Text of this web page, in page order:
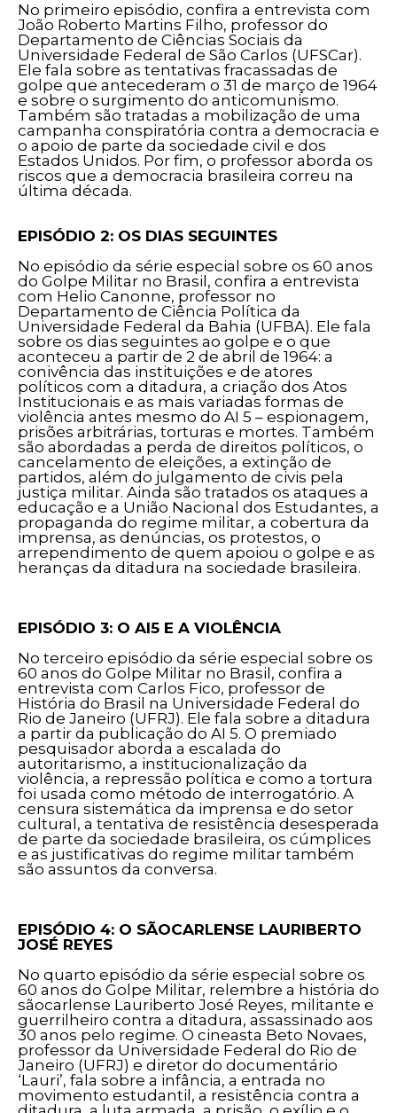
No primeiro episódio, confira a entrevista com
João Roberto Martins Filho, professor do
Departamento de Ciências Sociais da
Universidade Federal de São Carlos (UFSCar).
Ele fala sobre as tentativas fracassadas de
golpe que antecederam o 31 de março de 1964
e sobre o surgimento do anticomunismo.
Também são tratadas a mobilização de uma
campanha conspiratória contra a democracia e
o apoio de parte da sociedade civil e dos
Estados Unidos. Por fim, o professor aborda os
riscos que a democracia brasileira correu na
última década.
EPISÓDIO 2: OS DIAS SEGUINTES
No episódio da série especial sobre os 60 anos
do Golpe Militar no Brasil, confira a entrevista
com Helio Canonne, professor no
Departamento de Ciência Política da
Universidade Federal da Bahia (UFBA). Ele fala
sobre os dias seguintes ao golpe e o que
aconteceu a partir de 2 de abril de 1964: a
conivência das instituições e de atores
políticos com a ditadura, a criação dos Atos
Institucionais e as mais variadas formas de
violência antes mesmo do AI 5 – espionagem,
prisões arbitrárias, torturas e mortes. Também
são abordadas a perda de direitos políticos, o
cancelamento de eleições, a extinção de
partidos, além do julgamento de civis pela
justiça militar. Ainda são tratados os ataques a
educação e a União Nacional dos Estudantes, a
propaganda do regime militar, a cobertura da
imprensa, as denúncias, os protestos, o
arrependimento de quem apoiou o golpe e as
heranças da ditadura na sociedade brasileira.
EPISÓDIO 3: O AI5 E A VIOLÊNCIA
No terceiro episódio da série especial sobre os
60 anos do Golpe Militar no Brasil, confira a
entrevista com Carlos Fico, professor de
História do Brasil na Universidade Federal do
Rio de Janeiro (UFRJ). Ele fala sobre a ditadura
a partir da publicação do AI 5. O premiado
pesquisador aborda a escalada do
autoritarismo, a institucionalização da
violência, a repressão política e como a tortura
foi usada como método de interrogatório. A
censura sistemática da imprensa e do setor
cultural, a tentativa de resistência desesperada
de parte da sociedade brasileira, os cúmplices
e as justificativas do regime militar também
são assuntos da conversa.
EPISÓDIO 4: O SÃOCARLENSE LAURIBERTO
JOSÉ REYES
No quarto episódio da série especial sobre os
60 anos do Golpe Militar, relembre a história do
sãocarlense Lauriberto José Reyes, militante e
guerrilheiro contra a ditadura, assassinado aos
30 anos pelo regime. O cineasta Beto Novaes,
professor da Universidade Federal do Rio de
Janeiro (UFRJ) e diretor do documentário
‘Lauri’, fala sobre a infância, a entrada no
movimento estudantil, a resistência contra a